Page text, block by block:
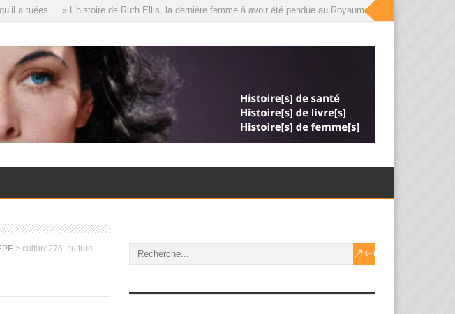
a tuées » L’histoire de Ruth Ellis, la dernière femme à avoir été pendue au Royaume-Uni, que le roi a
> culture276, culture